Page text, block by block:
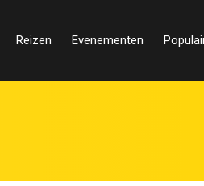
Reizen Evenementen